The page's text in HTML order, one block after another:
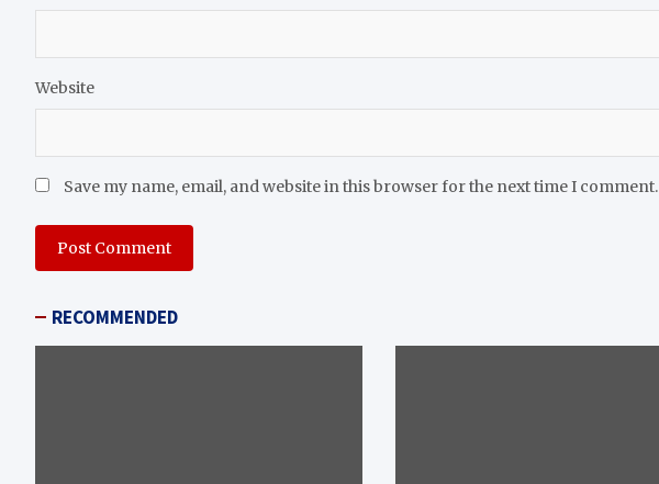
Website
Save my name, email, and website in this browser for the next time I comment.
RECOMMENDED